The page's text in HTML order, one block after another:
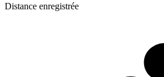
Distance enregistrée